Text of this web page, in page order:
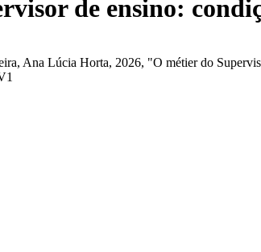
de ensino:
Ana Lúcia Horta, 2026, "O métier do